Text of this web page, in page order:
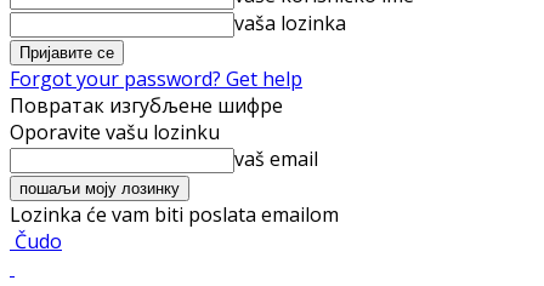
vaša lozinka
Forgot your password? Get help
Повратак изгубљене шифре
Oporavite vašu lozinku
vaš email
Lozinka će vam biti poslata emailom
Čudo